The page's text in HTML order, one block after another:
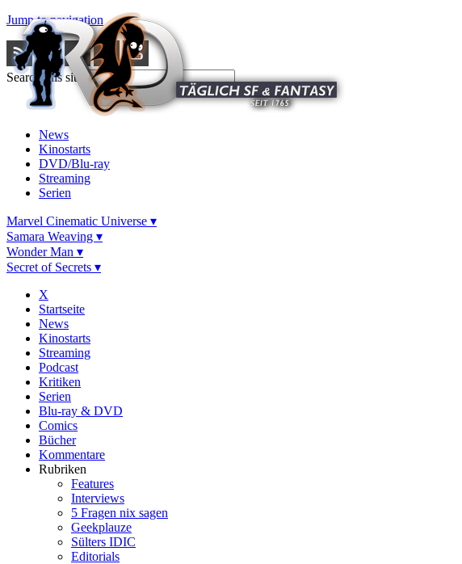
Jump to navigation
Search this site
News
Kinostarts
DVD/Blu-ray
Streaming
Serien
Marvel Cinematic Universe ▾
Samara Weaving ▾
Wonder Man ▾
Secret of Secrets ▾
X
Startseite
News
Kinostarts
Streaming
Podcast
Kritiken
Serien
Blu-ray & DVD
Comics
Bücher
Kommentare
Rubriken
Features
Interviews
5 Fragen nix sagen
Geekplauze
Sülters IDIC
Editorials